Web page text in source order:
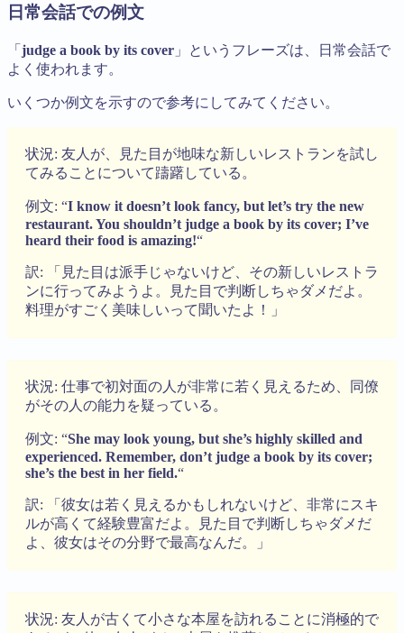
日常会話での例文
「 judge a book by its cover 」というフレーズは、日常会話で
よく使われます。
いくつか例文を示すので参考にしてみてください。
状況: 友人が、見た目が地味な新しいレストランを試し
てみることについて躊躇している。
例文: “I know it doesn’t look fancy, but let’s try the new
restaurant. You shouldn’t judge a book by its cover; I’ve
heard their food is amazing!“
訳: 「見た目は派手じゃないけど、その新しいレストラ
ンに行ってみようよ。見た目で判断しちゃダメだよ。
料理がすごく美味しいって聞いたよ！」
状況: 仕事で初対面の人が非常に若く見えるため、同僚
がその人の能力を疑っている。
例文: “She may look young, but she’s highly skilled and
experienced. Remember, don’t judge a book by its cover;
she’s the best in her field.“
訳: 「彼女は若く見えるかもしれないけど、非常にスキ
ルが高くて経験豊富だよ。見た目で判断しちゃダメだ
よ、彼女はその分野で最高なんだ。」
状況: 友人が古くて小さな本屋を訪れることに消極的で